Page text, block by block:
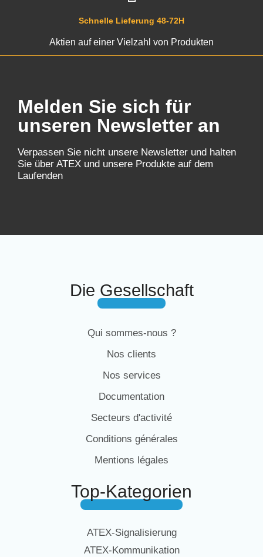
Schnelle Lieferung 48-72H
Aktien auf einer Vielzahl von Produkten
Melden Sie sich für
unseren Newsletter an
Verpassen Sie nicht unsere Newsletter und halten
Sie über ATEX und unsere Produkte auf dem
Laufenden
Die Gesellschaft
Qui sommes-nous ?
Nos clients
Nos services
Documentation
Secteurs d'activité
Conditions générales
Mentions légales
Top-Kategorien
ATEX-Signalisierung
ATEX-Kommunikation